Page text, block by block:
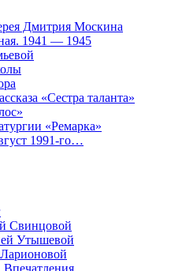
Дмитрия Москина
1941 — 1945
«Сестра таланта»
«Ремарка»
1991-го…
Свинцовой
Утышевой